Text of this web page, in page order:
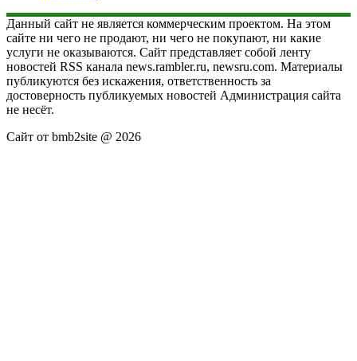
Данный сайт не является коммерческим проектом. На этом
сайте ни чего не продают, ни чего не покупают, ни какие
услуги не оказываются. Сайт представляет собой ленту
новостей RSS канала news.rambler.ru, newsru.com. Материалы
публикуются без искажения, ответственность за
достоверность публикуемых новостей Администрация сайта
не несёт.
Сайт от bmb2site @ 2026